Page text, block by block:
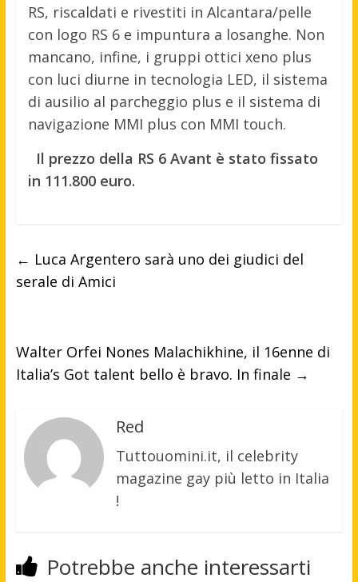
RS, riscaldati e rivestiti in Alcantara/pelle
con logo RS 6 e impuntura a losanghe. Non
mancano, infine, i gruppi ottici xeno plus
con luci diurne in tecnologia LED, il sistema
di ausilio al parcheggio plus e il sistema di
navigazione MMI plus con MMI touch.
Il prezzo della RS 6 Avant è stato fissato
in 111.800 euro.
← Luca Argentero sarà uno dei giudici del
serale di Amici
Walter Orfei Nones Malachikhine, il 16enne di
Italia’s Got talent bello è bravo. In finale →
Red
Tuttouomini.it, il celebrity
magazine gay più letto in Italia
!
Potrebbe anche interessarti